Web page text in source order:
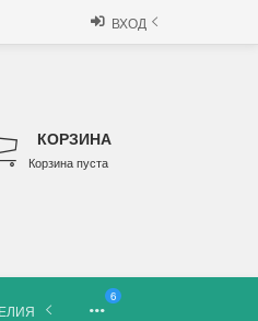
ВХОД
КОРЗИНА
Корзина пуста
6